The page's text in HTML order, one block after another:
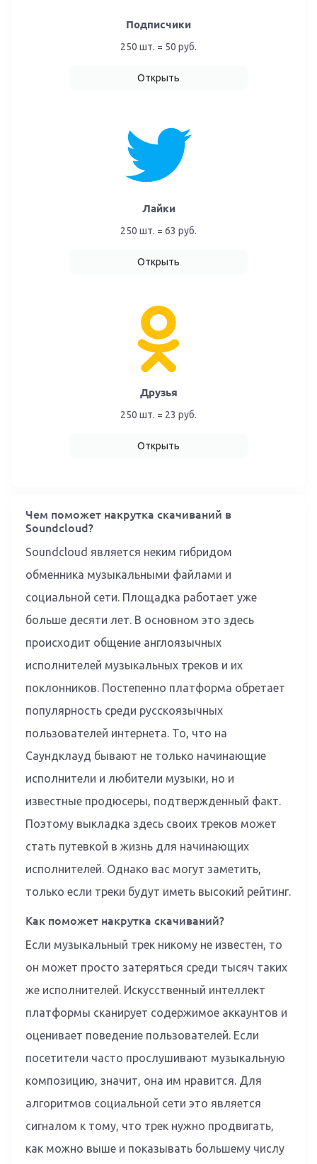
Подписчики
250 шт. = 50 руб.
Открыть
Лайки
250 шт. = 63 руб.
Открыть
Друзья
250 шт. = 23 руб.
Открыть
Чем поможет накрутка скачиваний в
Soundcloud?
Soundcloud является неким гибридом
обменника музыкальными файлами и
социальной сети. Площадка работает уже
больше десяти лет. В основном это здесь
происходит общение англоязычных
исполнителей музыкальных треков и их
поклонников. Постепенно платформа обретает
популярность среди русскоязычных
пользователей интернета. То, что на
Саундклауд бывают не только начинающие
исполнители и любители музыки, но и
известные продюсеры, подтвержденный факт.
Поэтому выкладка здесь своих треков может
стать путевкой в жизнь для начинающих
исполнителей. Однако вас могут заметить,
только если треки будут иметь высокий рейтинг.
Как поможет накрутка скачиваний?
Если музыкальный трек никому не известен, то
он может просто затеряться среди тысяч таких
же исполнителей. Искусственный интеллект
платформы сканирует содержимое аккаунтов и
оценивает поведение пользователей. Если
посетители часто прослушивают музыкальную
композицию, значит, она им нравится. Для
алгоритмов социальной сети это является
сигналом к тому, что трек нужно продвигать,
как можно выше и показывать большему числу